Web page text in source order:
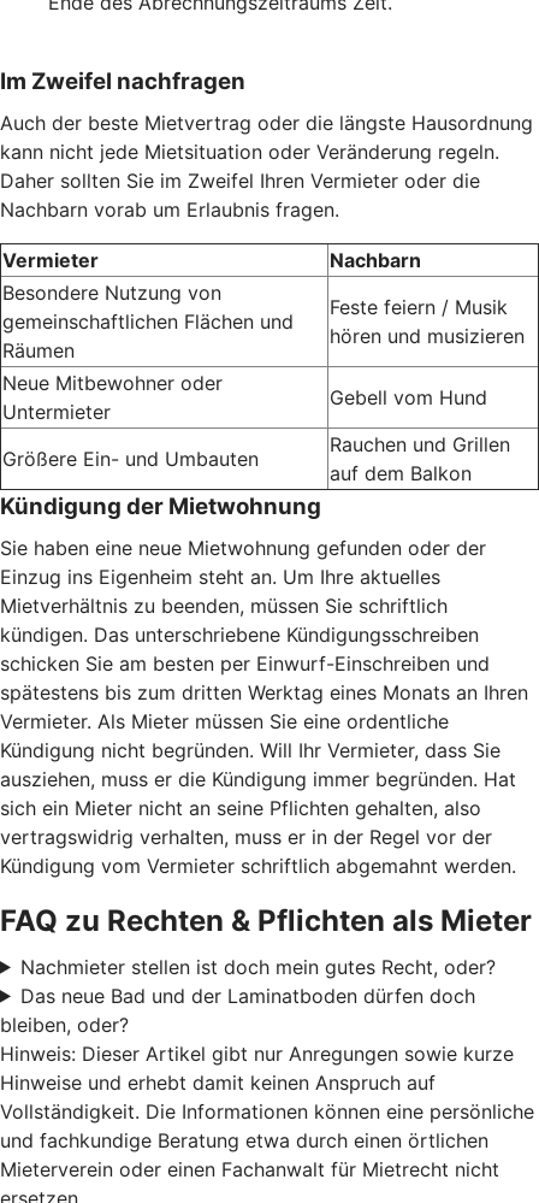
Im Zweifel nachfragen
Auch der beste Mietvertrag oder die längste Hausordnung
kann nicht jede Mietsituation oder Veränderung regeln.
Daher sollten Sie im Zweifel Ihren Vermieter oder die
Nachbarn vorab um Erlaubnis fragen.
Vermieter
Nachbarn
Besondere Nutzung von
gemeinschaftlichen Flächen und
Räumen
Feste feiern / Musik
hören und musizieren
Neue Mitbewohner oder
Untermieter
Gebell vom Hund
Größere Ein- und Umbauten
Rauchen und Grillen
auf dem Balkon
Kündigung der Mietwohnung
Sie haben eine neue Mietwohnung gefunden oder der
Einzug ins Eigenheim steht an. Um Ihre aktuelles
Mietverhältnis zu beenden, müssen Sie schriftlich
kündigen. Das unterschriebene Kündigungsschreiben
schicken Sie am besten per Einwurf-Einschreiben und
spätestens bis zum dritten Werktag eines Monats an Ihren
Vermieter. Als Mieter müssen Sie eine ordentliche
Kündigung nicht begründen. Will Ihr Vermieter, dass Sie
ausziehen, muss er die Kündigung immer begründen. Hat
sich ein Mieter nicht an seine Pflichten gehalten, also
vertragswidrig verhalten, muss er in der Regel vor der
Kündigung vom Vermieter schriftlich abgemahnt werden.
FAQ zu Rechten & Pflichten als Mieter
Nachmieter stellen ist doch mein gutes Recht, oder?
Das neue Bad und der Laminatboden dürfen doch
bleiben, oder?
Hinweis: Dieser Artikel gibt nur Anregungen sowie kurze
Hinweise und erhebt damit keinen Anspruch auf
Vollständigkeit. Die Informationen können eine persönliche
und fachkundige Beratung etwa durch einen örtlichen
Mieterverein oder einen Fachanwalt für Mietrecht nicht
ersetzen.